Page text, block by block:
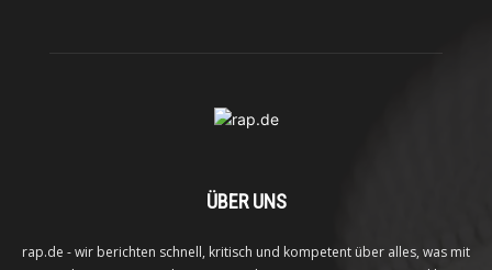
ÜBER UNS
rap.de - wir berichten schnell, kritisch und kompetent über alles, was mit